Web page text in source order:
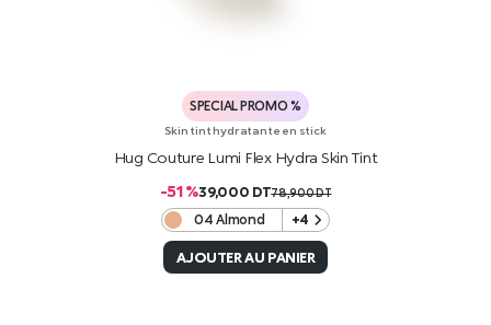
SPECIAL PROMO %
Skin tint hydratante en stick
Hug Couture Lumi Flex Hydra Skin Tint
-51 %39,000 DT78,900DT
04 Almond +4
AJOUTER AU PANIER